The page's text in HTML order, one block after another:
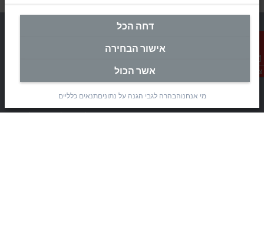
צור קשר
Beckhoff Automation Ltd.
(Pob 1085, Airport city 7010000)
דחה הכל
אישור הבחירה
אשר הכול
מי אנחנוהבהרה לגבי הגנה על נתוניםתנאים כלליים